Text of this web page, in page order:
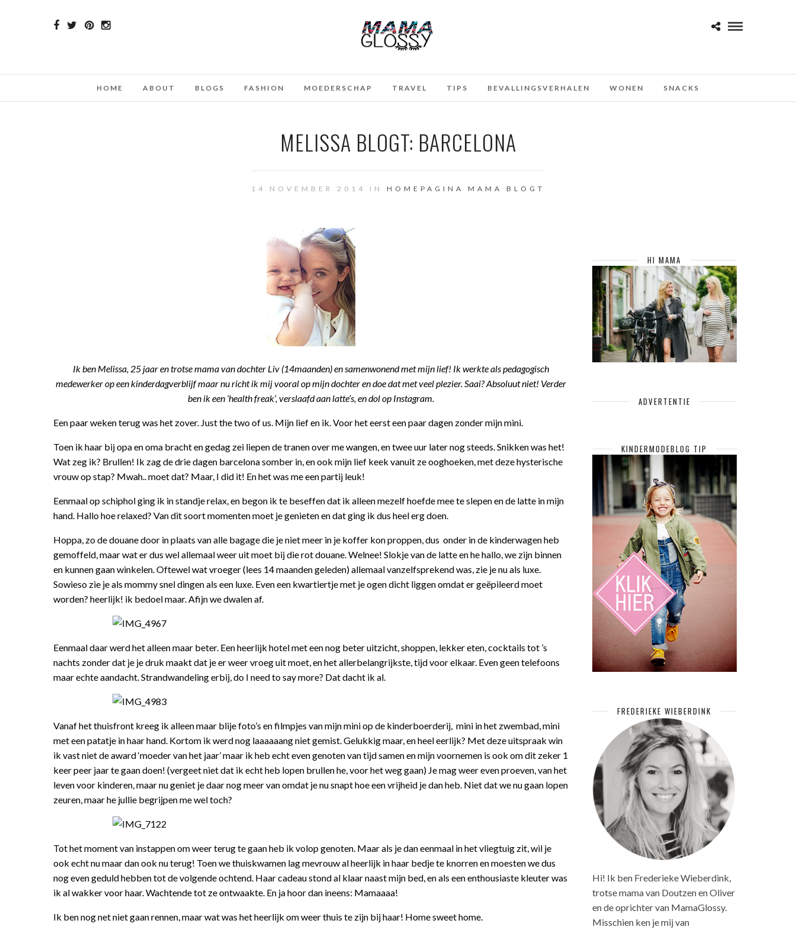
HOME ABOUT BLOGS FASHION MOEDERSCHAP TRAVEL TIPS BEVALLINGSVERHALEN WONEN SNACKS
MELISSA BLOGT: BARCELONA
14 NOVEMBER 2014 IN HOMEPAGINA MAMA BLOGT
Ik ben Melissa, 25 jaar en trotse mama van dochter Liv (14maanden) en samenwonend met mijn lief! Ik werkte als pedagogisch
medewerker op een kinderdagverblijf maar nu richt ik mij vooral op mijn dochter en doe dat met veel plezier. Saai? Absoluut niet! Verder
ben ik een ‘health freak’, verslaafd aan latte’s, en dol op Instagram.
Een paar weken terug was het zover. Just the two of us. Mijn lief en ik. Voor het eerst een paar dagen zonder mijn mini.
Toen ik haar bij opa en oma bracht en gedag zei liepen de tranen over me wangen, en twee uur later nog steeds. Snikken was het!
Wat zeg ik? Brullen! Ik zag de drie dagen barcelona somber in, en ook mijn lief keek vanuit ze ooghoeken, met deze hysterische
vrouw op stap? Mwah.. moet dat? Maar, I did it! En het was me een partij leuk!
Eenmaal op schiphol ging ik in standje relax, en begon ik te beseffen dat ik alleen mezelf hoefde mee te slepen en de latte in mijn
hand. Hallo hoe relaxed? Van dit soort momenten moet je genieten en dat ging ik dus heel erg doen.
Hoppa, zo de douane door in plaats van alle bagage die je niet meer in je koffer kon proppen, dus onder in de kinderwagen heb
gemoffeld, maar wat er dus wel allemaal weer uit moet bij die rot douane. Welnee! Slokje van de latte en he hallo, we zijn binnen
en kunnen gaan winkelen. Oftewel wat vroeger (lees 14 maanden geleden) allemaal vanzelfsprekend was, zie je nu als luxe.
Sowieso zie je als mommy snel dingen als een luxe. Even een kwartiertje met je ogen dicht liggen omdat er geëpileerd moet
worden? heerlijk! ik bedoel maar. Afijn we dwalen af.
Eenmaal daar werd het alleen maar beter. Een heerlijk hotel met een nog beter uitzicht, shoppen, lekker eten, cocktails tot ’s
nachts zonder dat je je druk maakt dat je er weer vroeg uit moet, en het allerbelangrijkste, tijd voor elkaar. Even geen telefoons
maar echte aandacht. Strandwandeling erbij, do I need to say more? Dat dacht ik al.
Vanaf het thuisfront kreeg ik alleen maar blije foto’s en filmpjes van mijn mini op de kinderboerderij, mini in het zwembad, mini
met een patatje in haar hand. Kortom ik werd nog laaaaaang niet gemist. Gelukkig maar, en heel eerlijk? Met deze uitspraak win
ik vast niet de award ‘moeder van het jaar’ maar ik heb echt even genoten van tijd samen en mijn voornemen is ook om dit zeker 1
keer peer jaar te gaan doen! (vergeet niet dat ik echt heb lopen brullen he, voor het weg gaan) Je mag weer even proeven, van het
leven voor kinderen, maar nu geniet je daar nog meer van omdat je nu snapt hoe een vrijheid je dan heb. Niet dat we nu gaan lopen
zeuren, maar he jullie begrijpen me wel toch?
Tot het moment van instappen om weer terug te gaan heb ik volop genoten. Maar als je dan eenmaal in het vliegtuig zit, wil je
ook echt nu maar dan ook nu terug! Toen we thuiskwamen lag mevrouw al heerlijk in haar bedje te knorren en moesten we dus
nog even geduld hebben tot de volgende ochtend. Haar cadeau stond al klaar naast mijn bed, en als een enthousiaste kleuter was
ik al wakker voor haar. Wachtende tot ze ontwaakte. En ja hoor dan ineens: Mamaaaa!
Ik ben nog net niet gaan rennen, maar wat was het heerlijk om weer thuis te zijn bij haar! Home sweet home.
HI MAMA
ADVERTENTIE
KINDERMODEBLOG TIP
FREDERIEKE WIEBERDINK
Hi! Ik ben Frederieke Wieberdink,
trotse mama van Doutzen en Oliver
en de oprichter van MamaGlossy.
Misschien ken je mij van